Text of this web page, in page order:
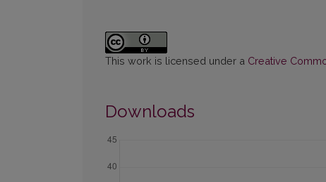
This work is licensed under a Creative
Downloads